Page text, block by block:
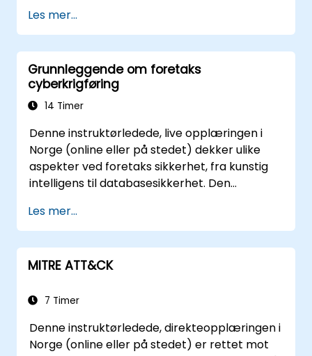
Les mer...
Grunnleggende om foretaks
cyberkrigføring
14 Timer
Denne instruktørledede, live opplæringen i
Norge (online eller på stedet) dekker ulike
aspekter ved foretaks sikkerhet, fra kunstig
intelligens til databasesikkerhet. Den
verktøyene, prosessene og tankegang som
trengs for å beskytte seg mot angrep.
Les mer...
MITRE ATT&CK
7 Timer
Denne instruktørledede, direkteopplæringen i
Norge (online eller på stedet) er rettet mot